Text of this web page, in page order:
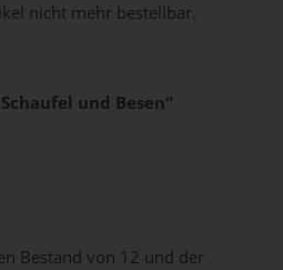
nicht mehr bestellbar.
und Besen“
Bestand von 12 und der